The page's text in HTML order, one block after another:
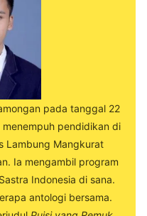
pada tanggal 22
pendidikan di
Lambung Mangkurat
Ia mengambil program
Indonesia di sana.
antologi bersama.